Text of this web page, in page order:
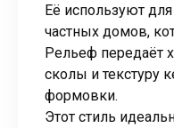
Её используют
частных домов,
Рельеф передаёт
сколы и текстуру
формовки.
Этот стиль